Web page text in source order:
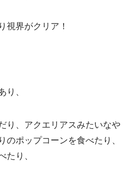
視界がクリア！
り、
り、アクエリアスみたいなや
のポップコーンを食べたり、
たり、